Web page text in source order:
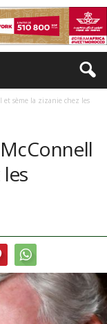
et sème la zizanie chez les